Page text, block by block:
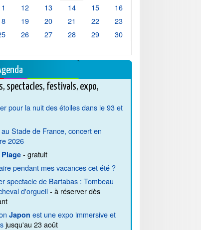
12 13 14 15
16
19 20 21 22
23
26 27 28 29
30
spectacles, festivals, expo,
pour la nuit des étoiles dans le 93 et
Stade de France, concert en
2026
- gratuit
pendant mes vacances cet été ?
spectacle de Bartabas : Tombeau
d'orgueil- à réserver dès
Japon est une expo immersive et
jusqu'au 23 août